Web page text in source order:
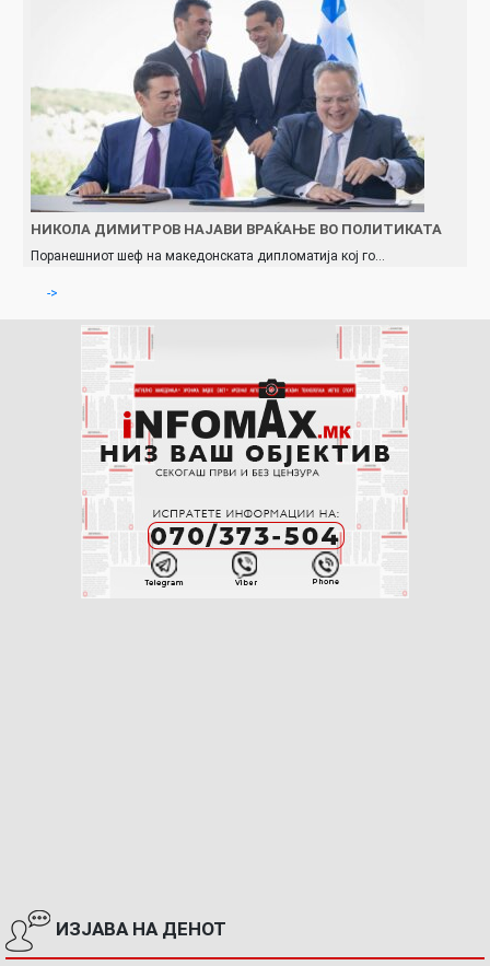
НИКОЛА ДИМИТРОВ НАЈАВИ ВРАЌАЊЕ ВО ПОЛИТИКАТА
Поранешниот шеф на македонската дипломатија кој го…
->
ИЗЈАВА НА ДЕНОТ